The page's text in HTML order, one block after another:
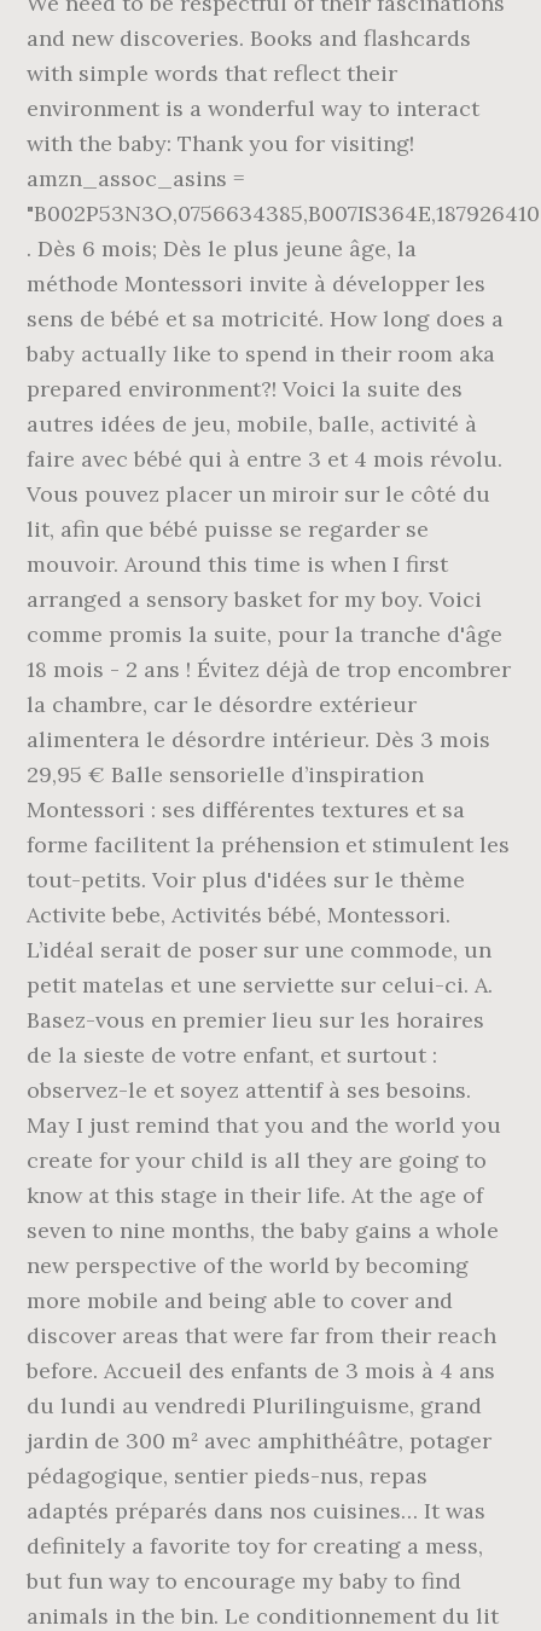
and new discoveries. Books and flashcards
with simple words that reflect their
environment is a wonderful way to interact
with the baby: Thank you for visiting!
amzn_assoc_asins =
. Dès 6 mois; Dès le plus jeune âge, la
méthode Montessori invite à développer les
sens de bébé et sa motricité. How long does a
baby actually like to spend in their room aka
prepared environment?! Voici la suite des
autres idées de jeu, mobile, balle, activité à
faire avec bébé qui à entre 3 et 4 mois révolu.
Vous pouvez placer un miroir sur le côté du
lit, afin que bébé puisse se regarder se
mouvoir. Around this time is when I first
arranged a sensory basket for my boy. Voici
comme promis la suite, pour la tranche d'âge
18 mois - 2 ans ! Évitez déjà de trop encombrer
la chambre, car le désordre extérieur
alimentera le désordre intérieur. Dès 3 mois
29,95 € Balle sensorielle d’inspiration
Montessori : ses différentes textures et sa
forme facilitent la préhension et stimulent les
tout-petits. Voir plus d'idées sur le thème
Activite bebe, Activités bébé, Montessori.
L’idéal serait de poser sur une commode, un
petit matelas et une serviette sur celui-ci. A.
Basez-vous en premier lieu sur les horaires
de la sieste de votre enfant, et surtout :
observez-le et soyez attentif à ses besoins.
May I just remind that you and the world you
create for your child is all they are going to
know at this stage in their life. At the age of
seven to nine months, the baby gains a whole
new perspective of the world by becoming
more mobile and being able to cover and
discover areas that were far from their reach
before. Accueil des enfants de 3 mois à 4 ans
du lundi au vendredi Plurilinguisme, grand
jardin de 300 m² avec amphithéâtre, potager
pédagogique, sentier pieds-nus, repas
adaptés préparés dans nos cuisines… It was
definitely a favorite toy for creating a mess,
but fun way to encourage my baby to find
animals in the bin. Le conditionnement du lit